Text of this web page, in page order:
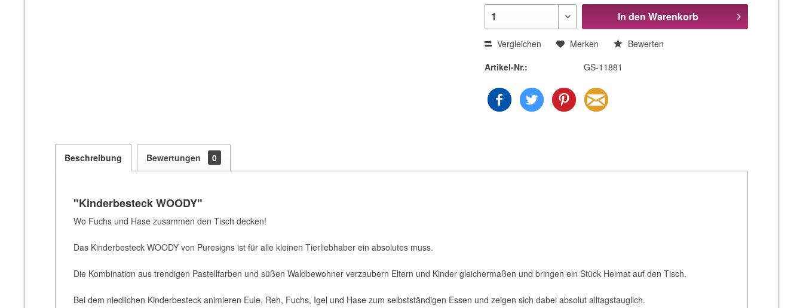
In den Warenkorb
Vergleichen Merken
Bewerten
Artikel-Nr.:
GS-11881
Beschreibung Bewertungen 0
"Kinderbesteck WOODY"
Wo Fuchs und Hase zusammen den Tisch decken!
Das Kinderbesteck WOODY von Puresigns ist für alle kleinen Tierliebhaber ein absolutes muss.
Die Kombination aus trendigen Pastellfarben und süßen Waldbewohner verzaubern Eltern und Kinder gleichermaßen und bringen ein Stück Heimat auf den Tisch.
Bei dem niedlichen Kinderbesteck animieren Eule, Reh, Fuchs, Igel und Hase zum selbstständigen Essen und zeigen sich dabei absolut alltagstauglich.